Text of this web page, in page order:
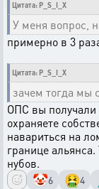
Цитата: P_S_I_X
У меня вопрос,
примерно в 3
Цитата: P_S_I_X
зачем тогда мы
ОПС вы получали
охраняете
навариться на
границе
нубов.
🤡6 🤮4